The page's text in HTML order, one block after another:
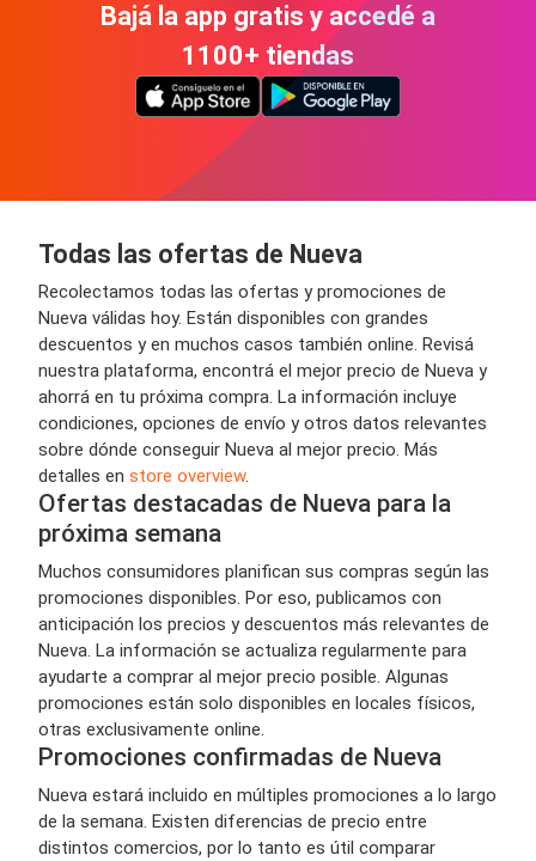
Bajá la app gratis y accedé a
1100+ tiendas
Todas las ofertas de Nueva
Recolectamos todas las ofertas y promociones de
Nueva válidas hoy. Están disponibles con grandes
descuentos y en muchos casos también online. Revisá
nuestra plataforma, encontrá el mejor precio de Nueva y
ahorrá en tu próxima compra. La información incluye
condiciones, opciones de envío y otros datos relevantes
sobre dónde conseguir Nueva al mejor precio. Más
detalles en store overview.
Ofertas destacadas de Nueva para la
próxima semana
Muchos consumidores planifican sus compras según las
promociones disponibles. Por eso, publicamos con
anticipación los precios y descuentos más relevantes de
Nueva. La información se actualiza regularmente para
ayudarte a comprar al mejor precio posible. Algunas
promociones están solo disponibles en locales físicos,
otras exclusivamente online.
Promociones confirmadas de Nueva
Nueva estará incluido en múltiples promociones a lo largo
de la semana. Existen diferencias de precio entre
distintos comercios, por lo tanto es útil comparar